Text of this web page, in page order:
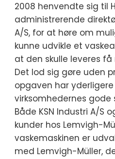
2008 henvendte sig til
administrerende
A/S, for at høre om
kunne udvikle et
at den skulle leveres
Det lod sig gøre uden
opgaven har
virksomhedernes gode
Både KSN Industri A/S
kunder hos Lemvigh-
vaskemaskinen er
med Lemvigh-Müller,